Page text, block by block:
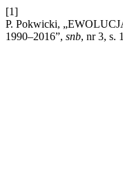
[1]
P. Pokwicki,
1990–2016”, snb, nr 3, s.